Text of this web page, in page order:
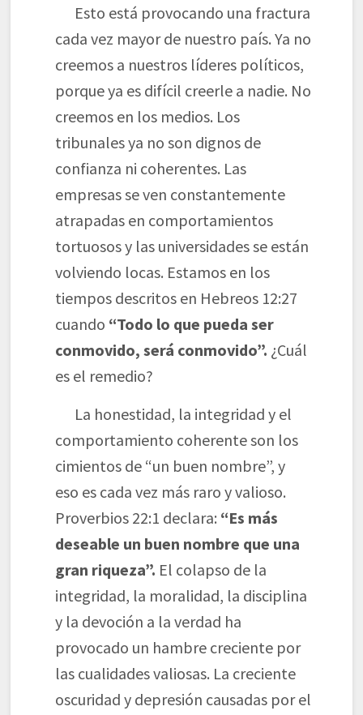
Esto está provocando una fractura
cada vez mayor de nuestro país. Ya no
creemos a nuestros líderes políticos,
porque ya es difícil creerle a nadie. No
creemos en los medios. Los
tribunales ya no son dignos de
confianza ni coherentes. Las
empresas se ven constantemente
atrapadas en comportamientos
tortuosos y las universidades se están
volviendo locas. Estamos en los
tiempos descritos en Hebreos 12:27
cuando “Todo lo que pueda ser
conmovido, será conmovido”. ¿Cuál
es el remedio?
La honestidad, la integridad y el
comportamiento coherente son los
cimientos de “un buen nombre”, y
eso es cada vez más raro y valioso.
Proverbios 22:1 declara: “Es más
deseable un buen nombre que una
gran riqueza”. El colapso de la
integridad, la moralidad, la disciplina
y la devoción a la verdad ha
provocado un hambre creciente por
las cualidades valiosas. La creciente
oscuridad y depresión causadas por el